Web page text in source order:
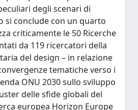
degli scenari di
si conclude con un quarto
criticamente le 50 Ricerche
da 119 ricercatori della
del design – in relazione
tematiche verso i
ONU 2030 sullo sviluppo
delle sfide globali del
europea Horizon Europe